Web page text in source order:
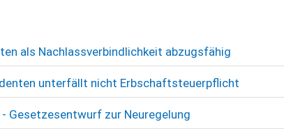
als Nachlassverbindlichkeit abzugsfähig
unterfällt nicht Erbschaftsteuerpflicht
Gesetzesentwurf zur Neuregelung